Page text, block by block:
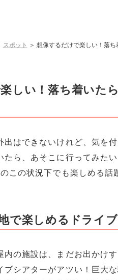
スポット ＞ 想像するだけで楽しい！落
しい！落ち着いた
出はできないけれど、気を
たら、あそこに行ってみた
この状況下でも楽しめる話
で楽しめるドライ
内の施設は、まだお出かけ
ブシアターがアツい！巨大